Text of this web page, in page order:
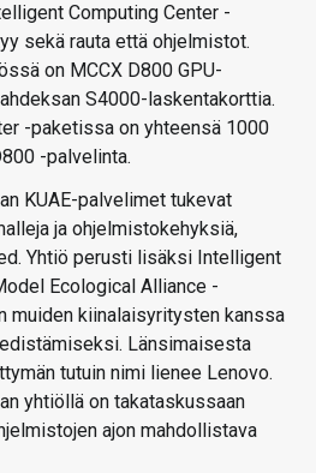
Computing Center -
sekä rauta että ohjelmistot.
on MCCX D800 GPU-
S4000-laskentakorttia.
-paketissa on yhteensä 1000
-palvelinta.
KUAE-palvelimet tukevat
ja ohjelmistokehyksiä,
Yhtiö perusti lisäksi Intelligent
Ecological Alliance -
muiden kiinalaisyritysten kanssa
Länsimaisesta
tutuin nimi lienee Lenovo.
yhtiöllä on takataskussaan
ajon mahdollistava